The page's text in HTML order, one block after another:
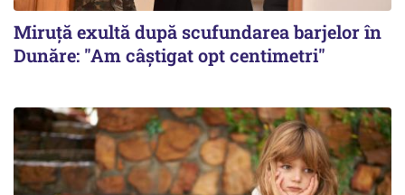
Miruță exultă după scufundarea barjelor în
Dunăre: "Am câștigat opt centimetri"